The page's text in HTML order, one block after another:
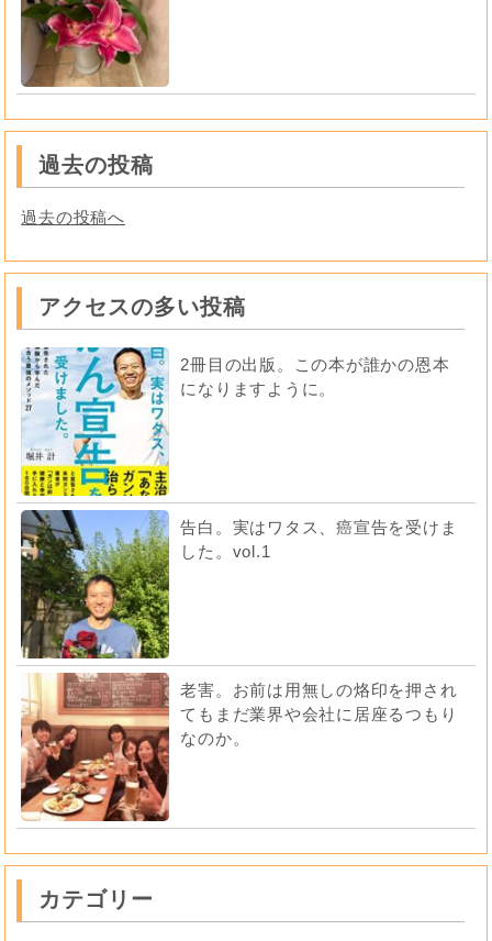
過去の投稿
過去の投稿へ
アクセスの多い投稿
2冊目の出版。この本が誰かの恩本
になりますように。
告白。実はワタス、癌宣告を受けま
した。vol.1
老害。お前は用無しの烙印を押され
てもまだ業界や会社に居座るつもり
なのか。
カテゴリー